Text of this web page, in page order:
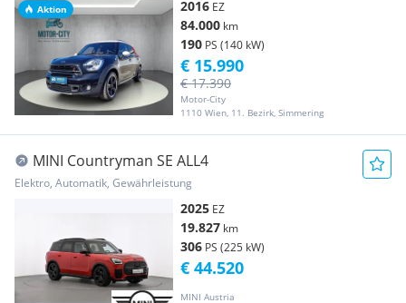
Aktion 2016 EZ
84.000 km
190 PS (140 kW)
Motor-City
1110 Wien, 11. Bezirk, Simmering
€ 17.390
€ 15.990
MINI Countryman SE ALL4
Elektro, Automatik, Gewährleistung
2025 EZ
19.827 km
306 PS (225 kW)
MINI Austria
€ 44.520